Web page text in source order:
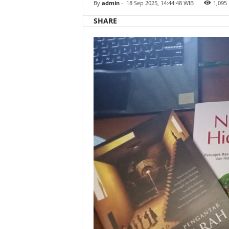
By admin- 18 Sep 2025, 14:44:48 WIB 1,095
SHARE